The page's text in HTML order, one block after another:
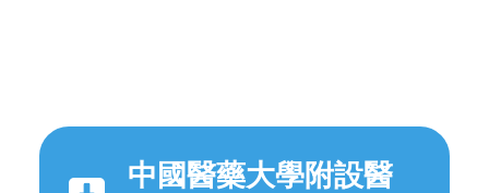
中國醫藥大學附設醫